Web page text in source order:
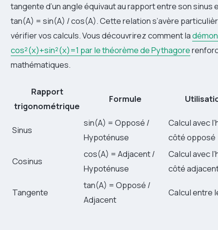
tangente d’un angle équivaut au rapport entre son sinus
tan(A) = sin(A) / cos(A). Cette relation s’avère
vérifier vos calculs. Vous découvrirez comment la
cos²(x)+sin²(x)=1 par le théorème de Pythagore
mathématiques.
Rapport
trigonométrique
Formule
Sinus
sin(A) = Opposé /
Hypoténuse
Calcul avec
côté opposé
Cosinus
cos(A) = Adjacent /
Hypoténuse
Calcul avec
côté
Tangente
tan(A) = Opposé /
Adjacent
Calcul entre